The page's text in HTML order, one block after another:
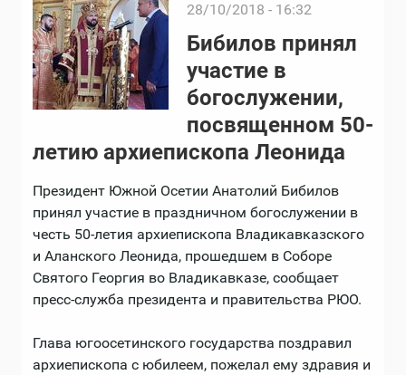
28/10/2018 - 16:32
Бибилов принял
участие в
богослужении,
посвященном 50-
летию архиепископа Леонида
Президент Южной Осетии Анатолий Бибилов
принял участие в праздничном богослужении в
честь 50-летия архиепископа Владикавказского
и Аланского Леонида, прошедшем в Соборе
Святого Георгия во Владикавказе, сообщает
пресс-служба президента и правительства РЮО.
Глава югоосетинского государства поздравил
архиепископа с юбилеем, пожелал ему здравия и